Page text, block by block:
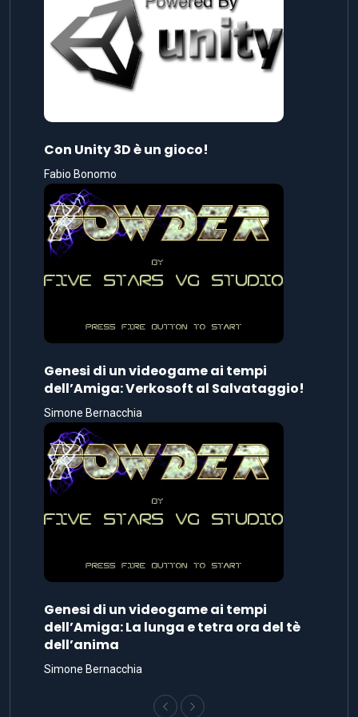
Con Unity 3D è un gioco!
Fabio Bonomo
Genesi di un videogame ai tempi
dell’Amiga: Verkosoft al Salvataggio!
Simone Bernacchia
Genesi di un videogame ai tempi
dell’Amiga: La lunga e tetra ora del tè
dell’anima
Simone Bernacchia